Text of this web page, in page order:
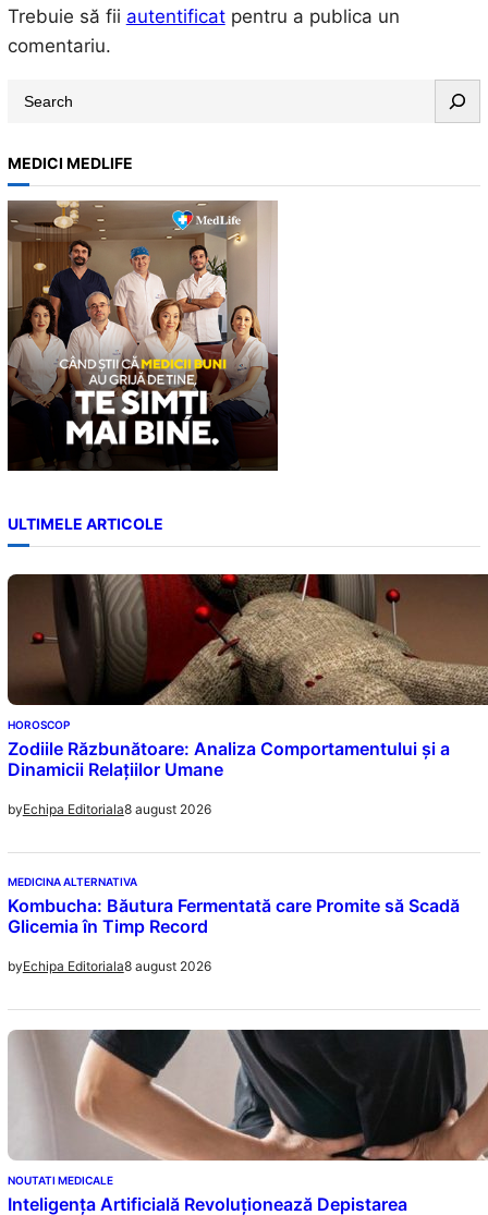
Trebuie să fii autentificatpentru a publica un
comentariu.
a
r
c
h
MEDICI MEDLIFE
ULTIMELE ARTICOLE
HOROSCOP
Zodiile Răzbunătoare: Analiza Comportamentului și a
Dinamicii Relațiilor Umane
byEchipa Editoriala8 august 2026
MEDICINA ALTERNATIVA
Kombucha: Băutura Fermentată care Promite să Scadă
Glicemia în Timp Record
byEchipa Editoriala8 august 2026
NOUTATI MEDICALE
Inteligența Artificială Revoluționează Depistarea